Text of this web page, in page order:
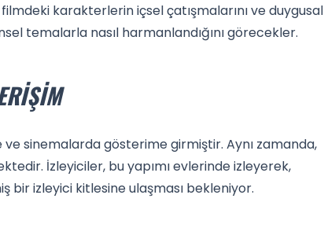
karakterlerin içsel çatışmalarını ve duygusal
temalarla nasıl harmanlandığını görecekler.
sinemalarda gösterime girmiştir. Aynı zamanda,
İzleyiciler, bu yapımı evlerinde izleyerek,
bir izleyici kitlesine ulaşması bekleniyor.